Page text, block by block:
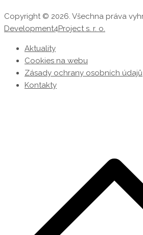
Copyright © 2026. Všechna práva
Development4Project s. r. o.
Aktuality
Cookies na webu
Zásady ochrany osobních údajů
Kontakty